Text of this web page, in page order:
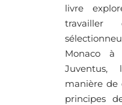
livre
travailler
Monaco à
Juventus,
manière de
principes